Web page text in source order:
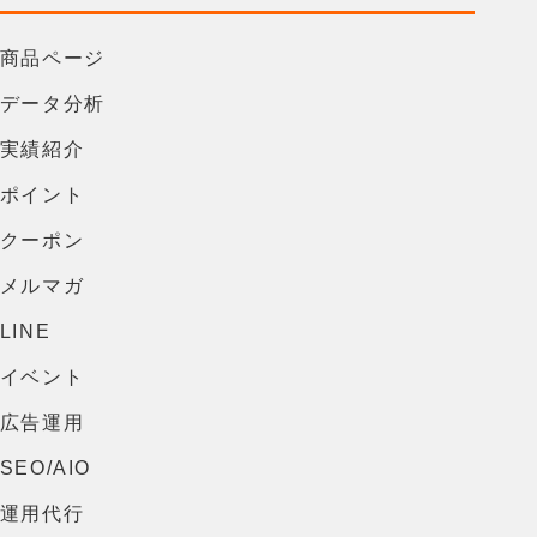
品ページ
ータ分析
績紹介
イント
ーポン
ルマガ
ベント
告運用
AIO
用代行